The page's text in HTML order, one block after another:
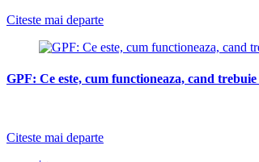
Citeste mai departe
GPF: Ce este, cum functioneaza, cand
Citeste mai departe